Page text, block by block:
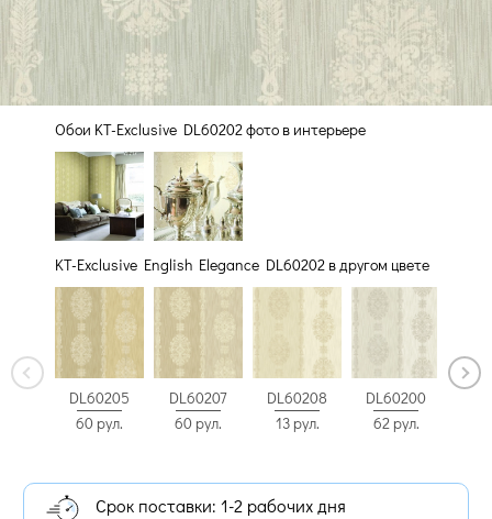
Обои KT-Exclusive DL60202 фото в интерьере
KT-Exclusive English Elegance DL60202 в другом цвете
DL60205
60 рул.
DL60207
60 рул.
DL60208
13 рул.
DL60200
62 рул.
Срок поставки: 1-2 рабочих дня